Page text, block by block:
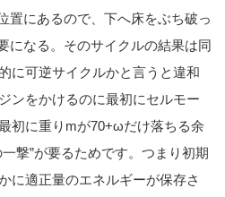
置にあるので、下へ床をぶち破っ
になる。そのサイクルの結果は同
に可逆サイクルかと言うと違和
ンをかけるのに最初にセルモー
初に重りmが70+ωだけ落ちる余
撃”が要るためです。つまり初期
に適正量のエネルギーが保存さ